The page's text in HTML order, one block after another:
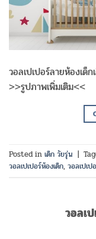
วอลเปเปอร์ล
>>รูปภาพเพิ่มเติม<<
Posted in เด็ก วัยรุ่น |
วอลเปเปอร์ห้องเด็ก, วอลเปเ
วอลเ